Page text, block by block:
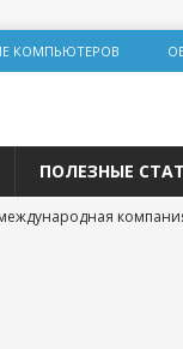
КОМПЬЮТЕРОВ
ПОЛЕЗНЫЕ